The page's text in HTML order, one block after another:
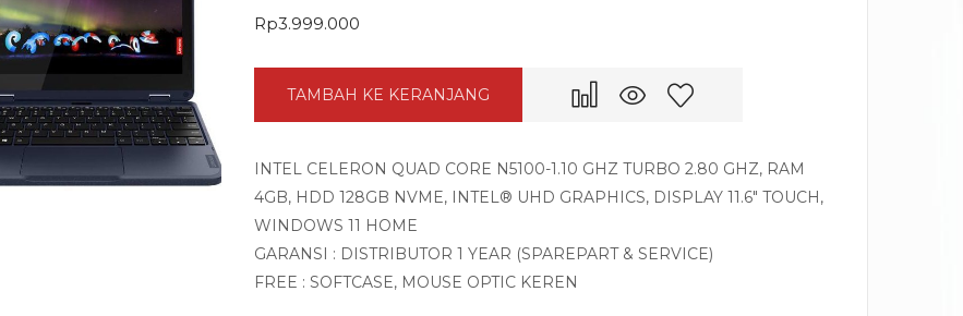
Rp3.999.000
TAMBAH KE KERANJANG
INTEL CELERON QUAD CORE N5100-1.10 GHZ TURBO 2.80 GHZ, RAM
4GB, HDD 128GB NVME, INTEL® UHD GRAPHICS, DISPLAY 11.6″ TOUCH,
WINDOWS 11 HOME
GARANSI : DISTRIBUTOR 1 YEAR (SPAREPART & SERVICE)
FREE : SOFTCASE, MOUSE OPTIC KEREN